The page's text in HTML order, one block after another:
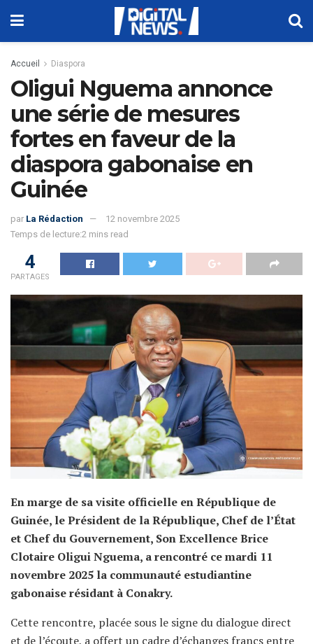
Accueil Diaspora
Oligui Nguema annonce
une série de mesures
fortes en faveur de la
diaspora gabonaise en
Guinée
par La Rédaction
12 novembre 2025
Temps de lecture:2 mins read
4
PARTAGES
En marge de sa visite officielle en République de
Guinée, le Président de la République, Chef de l’État
et Chef du Gouvernement, Son Excellence Brice
Clotaire Oligui Nguema, a rencontré ce mardi 11
novembre 2025 la communauté estudiantine
gabonaise résidant à Conakry.
Cette rencontre, placée sous le signe du dialogue direct
et de l’écoute, a offert un cadre d’échanges francs entre